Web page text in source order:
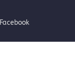
Facebook